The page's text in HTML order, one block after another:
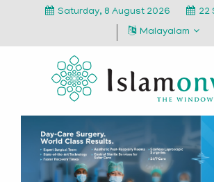
Saturday, 8 August 2026
22
Malayalam